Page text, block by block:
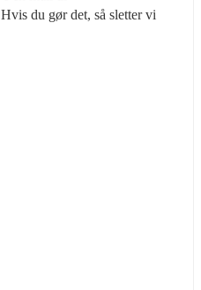
Hvis du gør det, så sletter vi